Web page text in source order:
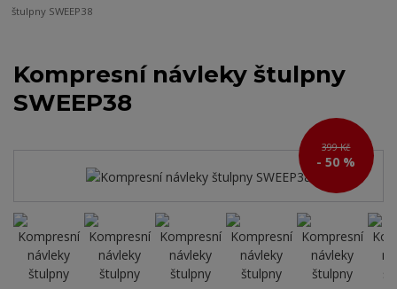
štulpny SWEEP38
Kompresní návleky štulpny
SWEEP38
399 Kč
- 50 %